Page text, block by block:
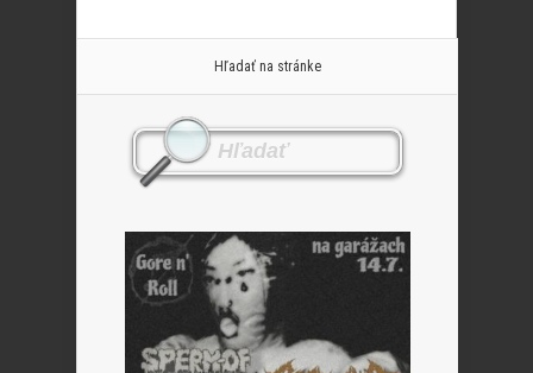
Hľadať na stránke